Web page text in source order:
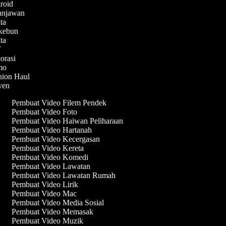
Haul
Pembuat Video Filem Pendek
Pembuat Video Foto
Pembuat Video Haiwan Peliharaan
Pembuat Video Hartanah
Pembuat Video Kecergasan
Pembuat Video Kereta
Pembuat Video Komedi
Pembuat Video Lawatan
Pembuat Video Lawatan Rumah
Pembuat Video Lirik
Pembuat Video Mac
Pembuat Video Media Sosial
Pembuat Video Memasak
Pembuat Video Muzik